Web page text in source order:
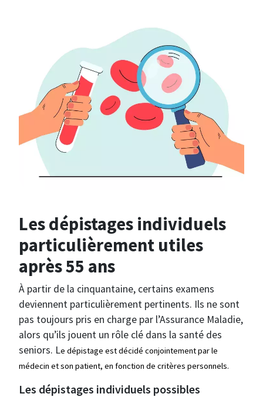
Les dépistages individuels
particulièrement utiles
après 55 ans
À partir de la cinquantaine, certains examens
deviennent particulièrement pertinents. Ils ne sont
pas toujours pris en charge par l’Assurance Maladie,
alors qu’ils jouent un rôle clé dans la santé des
seniors. Le dépistage est décidé conjointement par le
médecin et son patient, en fonction de critères personnels.
Les dépistages individuels possibles